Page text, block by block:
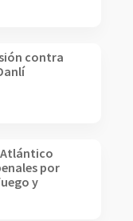
contra
por
y